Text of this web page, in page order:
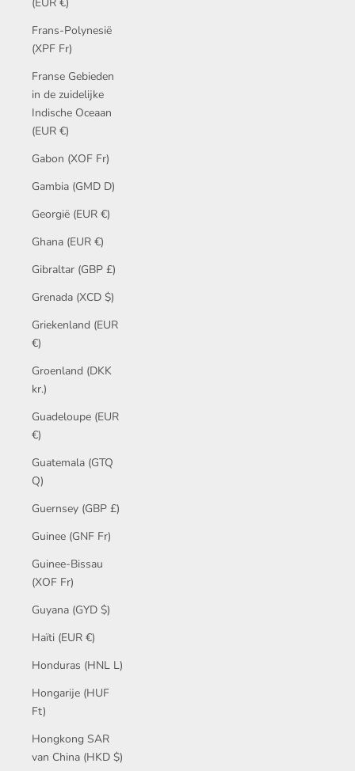
Frans-Polynesië
(XPF Fr)
Franse Gebieden
in de zuidelijke
Indische Oceaan
(EUR €)
Gabon (XOF Fr)
Gambia (GMD D)
Georgië (EUR €)
Ghana (EUR €)
Gibraltar (GBP £)
Grenada (XCD $)
Griekenland (EUR
€)
Groenland (DKK
kr.)
Guadeloupe (EUR
€)
Guatemala (GTQ
Q)
Guernsey (GBP £)
Guinee (GNF Fr)
Guinee-Bissau
(XOF Fr)
Guyana (GYD $)
Haïti (EUR €)
Honduras (HNL L)
Hongarije (HUF
Ft)
Hongkong SAR
van China (HKD $)